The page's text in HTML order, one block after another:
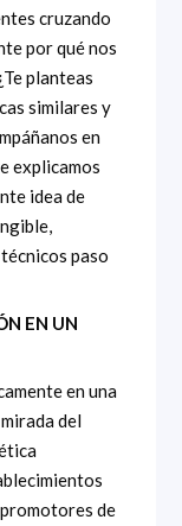
cruzando
por qué nos
planteas
similares y
en
explicamos
idea de
paso
EN UN
en una
del
de